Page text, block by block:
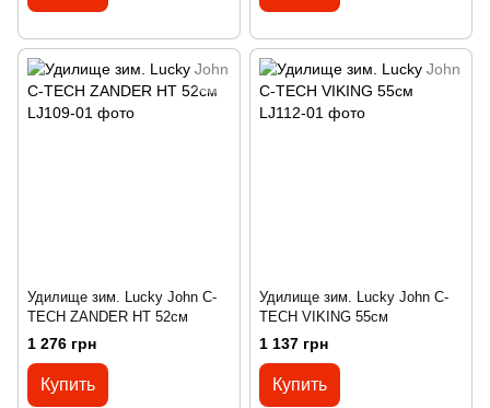
Удилище зим. Lucky John C-
TECH ZANDER HT 52см
1 276 грн
Купить
Удилище зим. Lucky John C-
TECH VIKING 55см
1 137 грн
Купить